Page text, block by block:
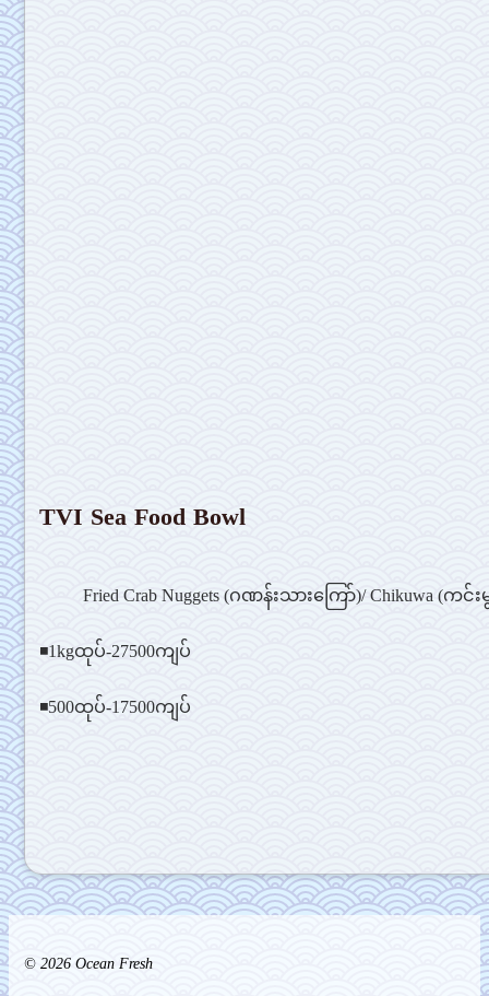
TVI Sea Food Bowl
Fried Crab Nuggets (ဂဏန်းသားကြော်)/ Chikuwa (က
◾1kgထုပ်-27500ကျပ်
◾500ထုပ်-17500ကျပ်
© 2026 Ocean Fresh